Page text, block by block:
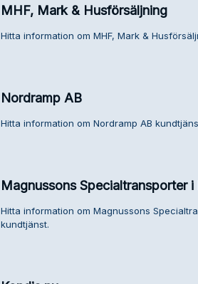
MHF, Mark & Husförsäljning
Hitta information om MHF, Mark &
Nordramp AB
Hitta information om Nordramp AB
Magnussons Specialtransporter
Hitta information om Magnussons
kundtjänst.